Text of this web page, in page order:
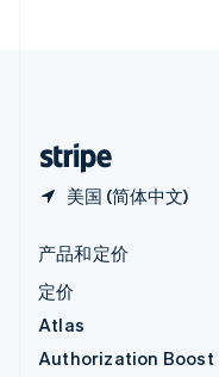
美国 (简体中文)
产品和定价
定价
Atlas
Authorization Boost